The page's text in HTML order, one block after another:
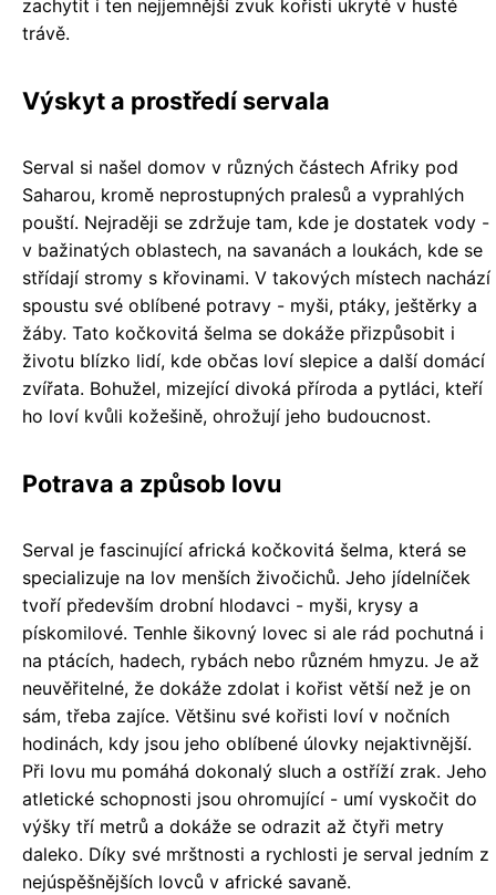
zachytit i ten nejjemnější zvuk kořisti ukryté v husté
trávě.
Výskyt a prostředí servala
Serval si našel domov v různých částech Afriky pod
Saharou, kromě neprostupných pralesů a vyprahlých
pouští. Nejraději se zdržuje tam, kde je dostatek vody -
v bažinatých oblastech, na savanách a loukách, kde se
střídají stromy s křovinami. V takových místech nachází
spoustu své oblíbené potravy - myši, ptáky, ještěrky a
žáby. Tato kočkovitá šelma se dokáže přizpůsobit i
životu blízko lidí, kde občas loví slepice a další domácí
zvířata. Bohužel, mizející divoká příroda a pytláci, kteří
ho loví kvůli kožešině, ohrožují jeho budoucnost.
Potrava a způsob lovu
Serval je fascinující africká kočkovitá šelma, která se
specializuje na lov menších živočichů. Jeho jídelníček
tvoří především drobní hlodavci - myši, krysy a
pískomilové. Tenhle šikovný lovec si ale rád pochutná i
na ptácích, hadech, rybách nebo různém hmyzu. Je až
neuvěřitelné, že dokáže zdolat i kořist větší než je on
sám, třeba zajíce. Většinu své kořisti loví v nočních
hodinách, kdy jsou jeho oblíbené úlovky nejaktivnější.
Při lovu mu pomáhá dokonalý sluch a ostříží zrak. Jeho
atletické schopnosti jsou ohromující - umí vyskočit do
výšky tří metrů a dokáže se odrazit až čtyři metry
daleko. Díky své mrštnosti a rychlosti je serval jedním z
nejúspěšnějších lovců v africké savaně.